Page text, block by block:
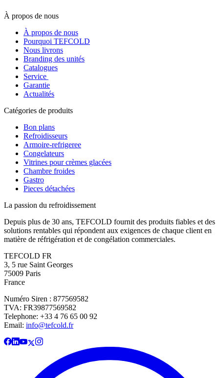
À propos de nous
À propos de nous
Pourquoi TEFCOLD
Nous livrons
Branding des unités
Catalogues
Service
Garantie
Actualités
Catégories de produits
Bon plans
Refroidisseurs
Armoire-refrigeree
Congelateurs
Vitrines pour crèmes glacées
Chambre froides
Gastro
Pieces détachées
La passion du refroidissement
Depuis plus de 30 ans, TEFCOLD fournit des produits fiables et des
solutions rentables qui répondent aux exigences de chaque client en
matière de réfrigération et de congélation commerciales.
TEFCOLD FR
3, 5 rue Saint Georges
75009 Paris
France
Numéro Siren : 877569582
TVA: FR39877569582
Telephone: +33 4 76 65 00 92
Email: info@tefcold.fr